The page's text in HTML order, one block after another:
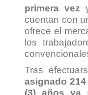
primera vez
cuentan con
ofrece el
los
Tras
asignado
(3) años ya